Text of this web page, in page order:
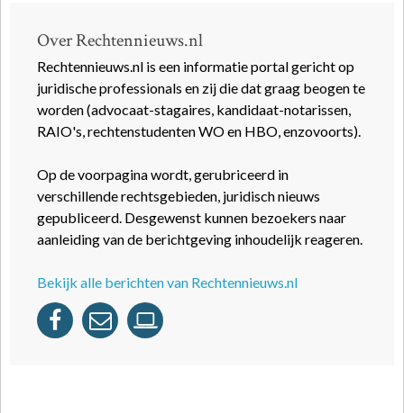
Over Rechtennieuws.nl
Rechtennieuws.nl is een informatie portal gericht op
juridische professionals en zij die dat graag beogen te
worden (advocaat-stagaires, kandidaat-notarissen,
RAIO's, rechtenstudenten WO en HBO, enzovoorts).
Op de voorpagina wordt, gerubriceerd in
verschillende rechtsgebieden, juridisch nieuws
gepubliceerd. Desgewenst kunnen bezoekers naar
aanleiding van de berichtgeving inhoudelijk reageren.
Bekijk alle berichten van Rechtennieuws.nl